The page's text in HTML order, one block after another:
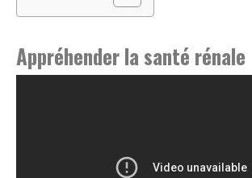
Appréhender la santé rénale